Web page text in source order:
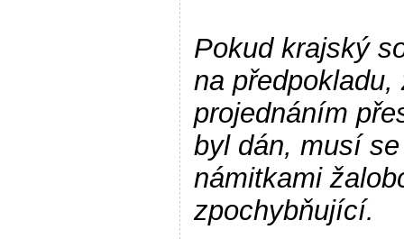
Pokud krajský
na
projednáním
byl dán, musí
námitkami
zpochybňující.